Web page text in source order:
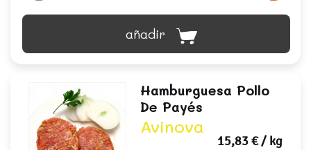
añadir
Hamburguesa Pollo
De Payés
Avinova
15,83 €/ kg